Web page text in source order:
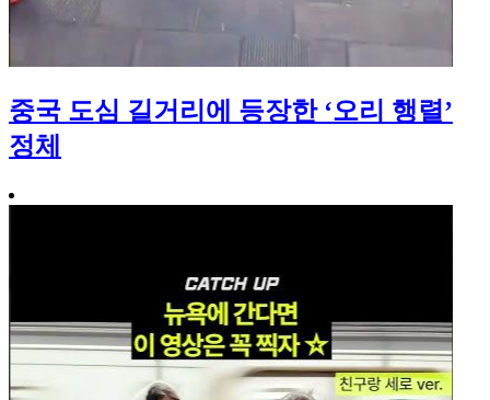
중국 도심 길거리에 등장한 ‘오리 행렬’
정체